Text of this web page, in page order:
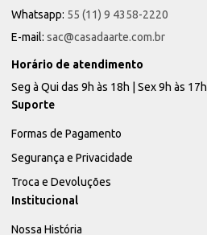
Whatsapp: 55 (11) 9 4358-2220
E-mail: sac@casadaarte.com.br
Horário de atendimento
Seg à Qui das 9h às 18h | Sex 9h às 17h
Suporte
Formas de Pagamento
Segurança e Privacidade
Troca e Devoluções
Institucional
Nossa História